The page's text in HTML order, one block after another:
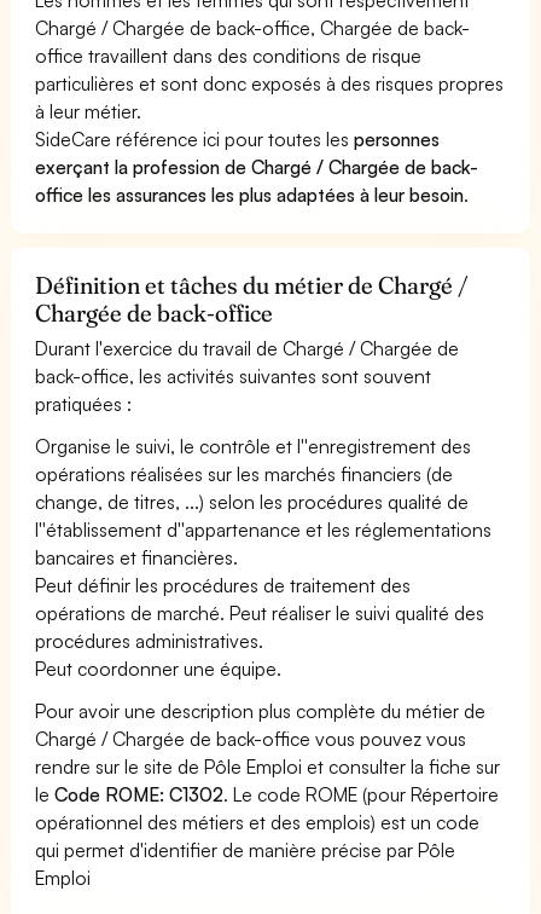
Chargé / Chargée de back-office, Chargée de back-
office travaillent dans des conditions de risque
particulières et sont donc exposés à des risques propres
à leur métier.
SideCare référence ici pour toutes lespersonnes
exerçant la profession de Chargé / Chargée de back-
office les assurances les plus adaptées à leur besoin.
Définition et tâches du métier de Chargé /
Chargée de back-office
Durant l'exercice du travail de Chargé / Chargée de
back-office, les activités suivantes sont souvent
pratiquées :
Organise le suivi, le contrôle et l''enregistrement des
opérations réalisées sur les marchés financiers (de
change, de titres, ...) selon les procédures qualité de
l''établissement d''appartenance et les réglementations
bancaires et financières.
Peut définir les procédures de traitement des
opérations de marché. Peut réaliser le suivi qualité des
procédures administratives.
Peut coordonner une équipe.
Pour avoir une description plus complète du métier de
Chargé / Chargée de back-office vous pouvez vous
rendre sur le site de Pôle Emploi et consulter la fiche sur
leCode ROME: C1302. Le code ROME (pour Répertoire
opérationnel des métiers et des emplois) est un code
qui permet d'identifier de manière précise par Pôle
Emploi